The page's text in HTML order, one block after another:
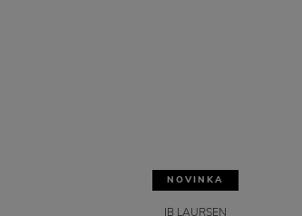
NOVINKA
IB LAURSEN